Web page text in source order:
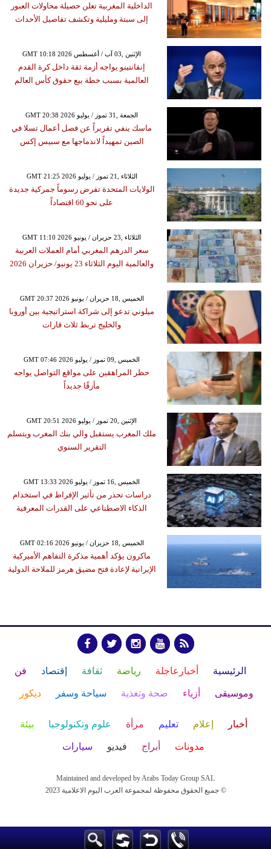
الداخلية المغربية تعلن حصيلة محاولات العبور
إلى سبتة ومليلية وتكشف تفاصيل الأحداث
GMT 10:18 2026 الإثنين ,03 آب / أغسطس
إنفانتينو يواجه أزمة ثقة داخل كرة القدم
العالمية بسبب خطة بيع حقوق كأس العالم
GMT 20:38 2026 الجمعة ,31 تموز / يوليو
ماسك ينفي تقريراً عن فصل أعمال تسلا في
الصين تمهيداً لاندماجها مع سبيس إكس
GMT 21:25 2026 الثلاثاء ,21 تموز / يوليو
الولايات المتحدة تفرض رسوماً جمركية جديدة
على نحو 60 اقتصاداً
GMT 11:10 2026 الثلاثاء ,23 حزيران / يونيو
سعر الدرهم المغربي أمام العملات العربية
والعالمية اليوم الثلاثاء 23 يونيو/ حزيران 2026
GMT 20:37 2026 الخميس ,18 حزيران / يونيو
ميلوني تدعو إلى شراكة استراتيجية بين أوروبا
والخليج تربط ثلاث قارات
GMT 07:46 2026 الخميس ,09 تموز / يوليو
حظر المراهقين على مواقع التواصل يواجه
مأزقًا جديداً
GMT 20:51 2026 الإثنين ,20 تموز / يوليو
ملك المغرب يستقبل والي بنك المغرب ويتسلم
التقرير السنوي
GMT 13:33 2026 الخميس ,16 تموز / يوليو
دراسات تحذر من تأثير الإفراط في استخدام
الذكاء الاصطناعي على القدرات المعرفية
GMT 02:16 2026 الخميس ,18 حزيران / يونيو
ماكرون يؤكد أهمية مذكرة التفاهم الأميركية
الإيرانية لإعادة فتح مضيق هرمز للملاحة الدولية
الرئيسية أخبارعاجلة رياضة ثقافة إقتصاد فن
وموسيقى أزياء صحة وتغذية سياحة وسفر ديكور
أخبار إعلام تعليم مرأة علوم وتكنولوجيا بيئة
مدونات أبراج فيديو سيارات
Maintained and developed by Arabs Today Group SAL
جميع الحقوق محفوظة لمجموعة العرب اليوم الاعلامية 2023 ©